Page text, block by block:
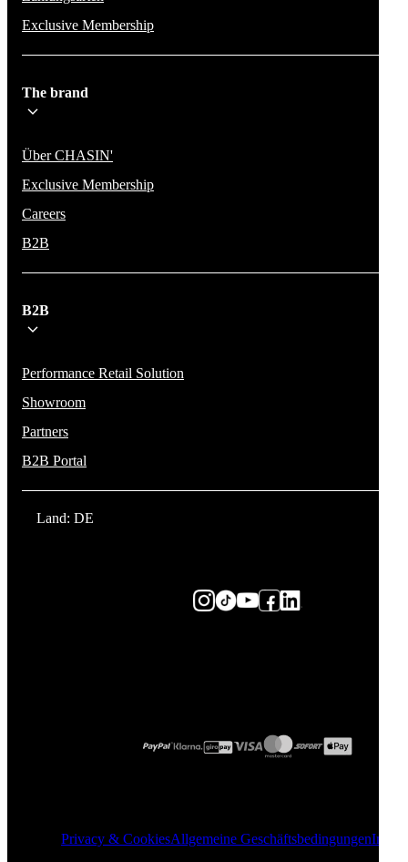
Exclusive Membership
The brand
Über CHASIN'
Exclusive Membership
Careers
B2B
B2B
Performance Retail Solution
Showroom
Partners
B2B Portal
Land: DE
Privacy & CookiesAllgemeine Geschäftsbedingungen